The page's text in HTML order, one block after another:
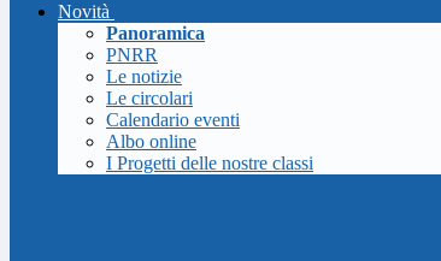
Novità
Panoramica
PNRR
Le notizie
Le circolari
Calendario eventi
Albo online
I Progetti delle nostre classi